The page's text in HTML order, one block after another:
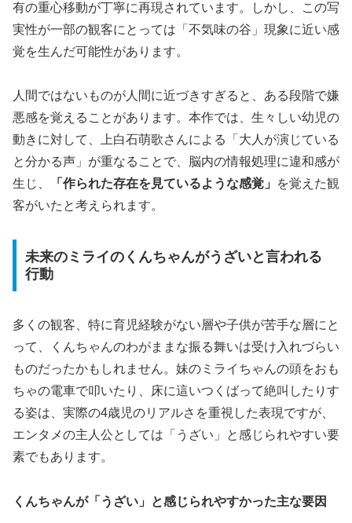
有の重心移動が丁寧に再現されています。しかし、この写
実性が一部の観客にとっては 「不気味の谷」現象に近い感
覚を生んだ可能性があります。
人間ではないものが人間に近づきすぎると、ある段階で嫌
悪感を覚えることがあります。本作では、生々しい幼児の
動きに対して、上白石萌歌さんによる「大人が演じている
と分かる声」が重なることで、脳内の情報処理に違和感が
生じ、
「作られた存在を見ているような感覚」
を覚えた観
客がいたと考えられます。
未来のミライのくんちゃんがうざいと言われる
行動
多くの観客、特に育児経験がない層や子供が苦手な層にと
って、くんちゃんのわがままな振る舞いは受け入れづらい
ものだったかもしれません。妹のミライちゃんの頭をおも
ちゃの電車で叩いたり、床に這いつくばって絶叫したりす
る姿は、実際の4歳児のリアルさを重視した表現ですが、
エンタメの主人公としては「うざい」と感じられやすい要
素でもあります。
くんちゃんが「うざい」と感じられやすかった主な要因